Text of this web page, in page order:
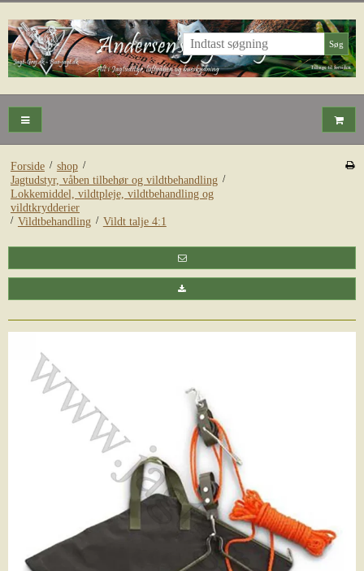
Søg
Forside / shop /
Jagtudstyr, våben tilbehør og vildtbehandling /
Lokkemiddel, vildtpleje, vildtbehandling og
vildtkrydderier
/ Vildtbehandling / Vildt talje 4:1